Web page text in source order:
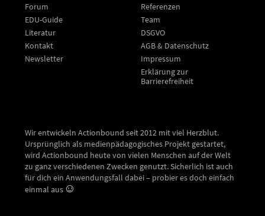
Forum
EDU-Guide
Literatur
Kontakt
Newsletter
Referenzen
Team
DSGVO
AGB & Datenschutz
Impressum
Erklärung zur
Barrierefreiheit
Wir entwickeln Actionbound seit 2012 mit viel Herzblut.
Ursprünglich als medienpädagogisches Projekt gestartet,
wird Actionbound heute von vielen Menschen auf der Welt
zu ganz verschiedenen Zwecken genutzt. Sicherlich ist auch
für dich ein Anwendungsfall dabei – probier es doch einfach
einmal aus